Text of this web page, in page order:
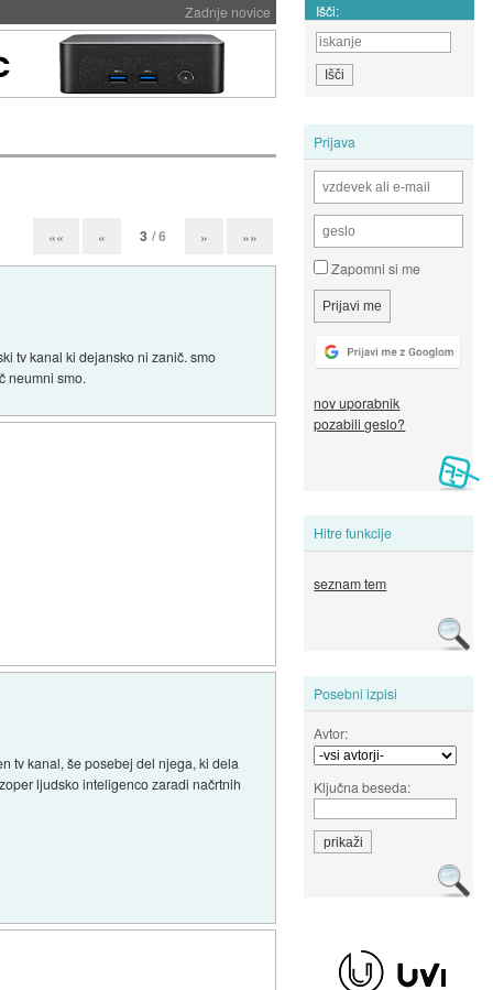
Zadnje novice Išči:
Prijava
Zapomni si me
nov uporabnik
pozabili geslo?
Hitre funkcije
seznam tem
Posebni izpisi
Avtor:
Ključna beseda:
«« « 3 / 6 » »»
tv kanal ki dejansko ni zanič. smo
neumni smo.
tv kanal, še posebej del njega, ki dela
ljudsko inteligenco zaradi načrtnih